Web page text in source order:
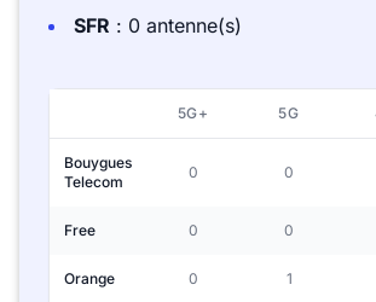
SFR : 0 antenne(s)
5G+ 5G
Bouygues
Telecom
0 0
Free 0 0
Orange 0 1